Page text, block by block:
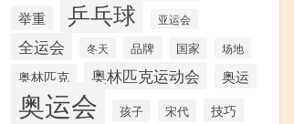
举重 乒乓球 亚运会
全运会 冬天 品牌 国家 场地
奥林匹克 奥林匹克运动会 奥运
奥运会 孩子 宋代
技巧